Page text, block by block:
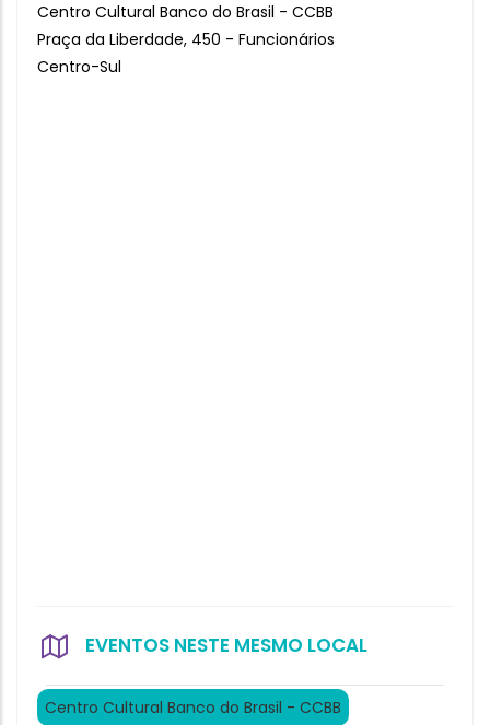
Centro Cultural Banco do Brasil - CCBB
Praça da Liberdade, 450 - Funcionários
Centro-Sul
EVENTOS NESTE MESMO LOCAL
Centro Cultural Banco do Brasil - CCBB